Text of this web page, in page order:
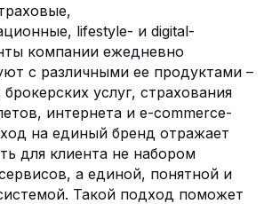
lifestyle- и digital-
компании ежедневно
с различными ее продуктами –
услуг, страхования
интернета и e-commerce-
на единый бренд отражает
для клиента не набором
а единой, понятной и
Такой подход поможет